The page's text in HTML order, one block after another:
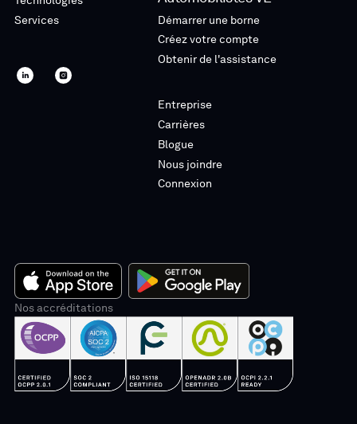
Services
SWTCHSWTCH
Démarrer une borne
Créez votre compte
Obtenir de l'assistance
Entreprise
Carrières
Blogue
Nous joindre
Connexion
App
Store
Play
Nos accréditations